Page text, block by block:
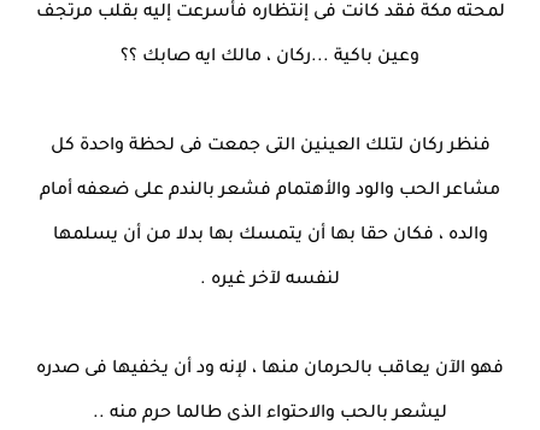
لمحته مكة فقد كانت فى إنتظاره فأسرعت إليه بقلب مرتجف
وعين باكية ...ركان ، مالك ايه صابك ؟؟
فنظر ركان لتلك العينين التى جمعت فى لحظة واحدة كل
مشاعر الحب والود والأهتمام فشعر بالندم على ضعفه أمام
والده ، فكان حقا بها أن يتمسك بها بدلا من أن يسلمها
لنفسه لآخر غيره .
فهو الآن يعاقب بالحرمان منها ، لإنه ود أن يخفيها فى صدره
ليشعر بالحب والاحتواء الذى طالما حرم منه ..